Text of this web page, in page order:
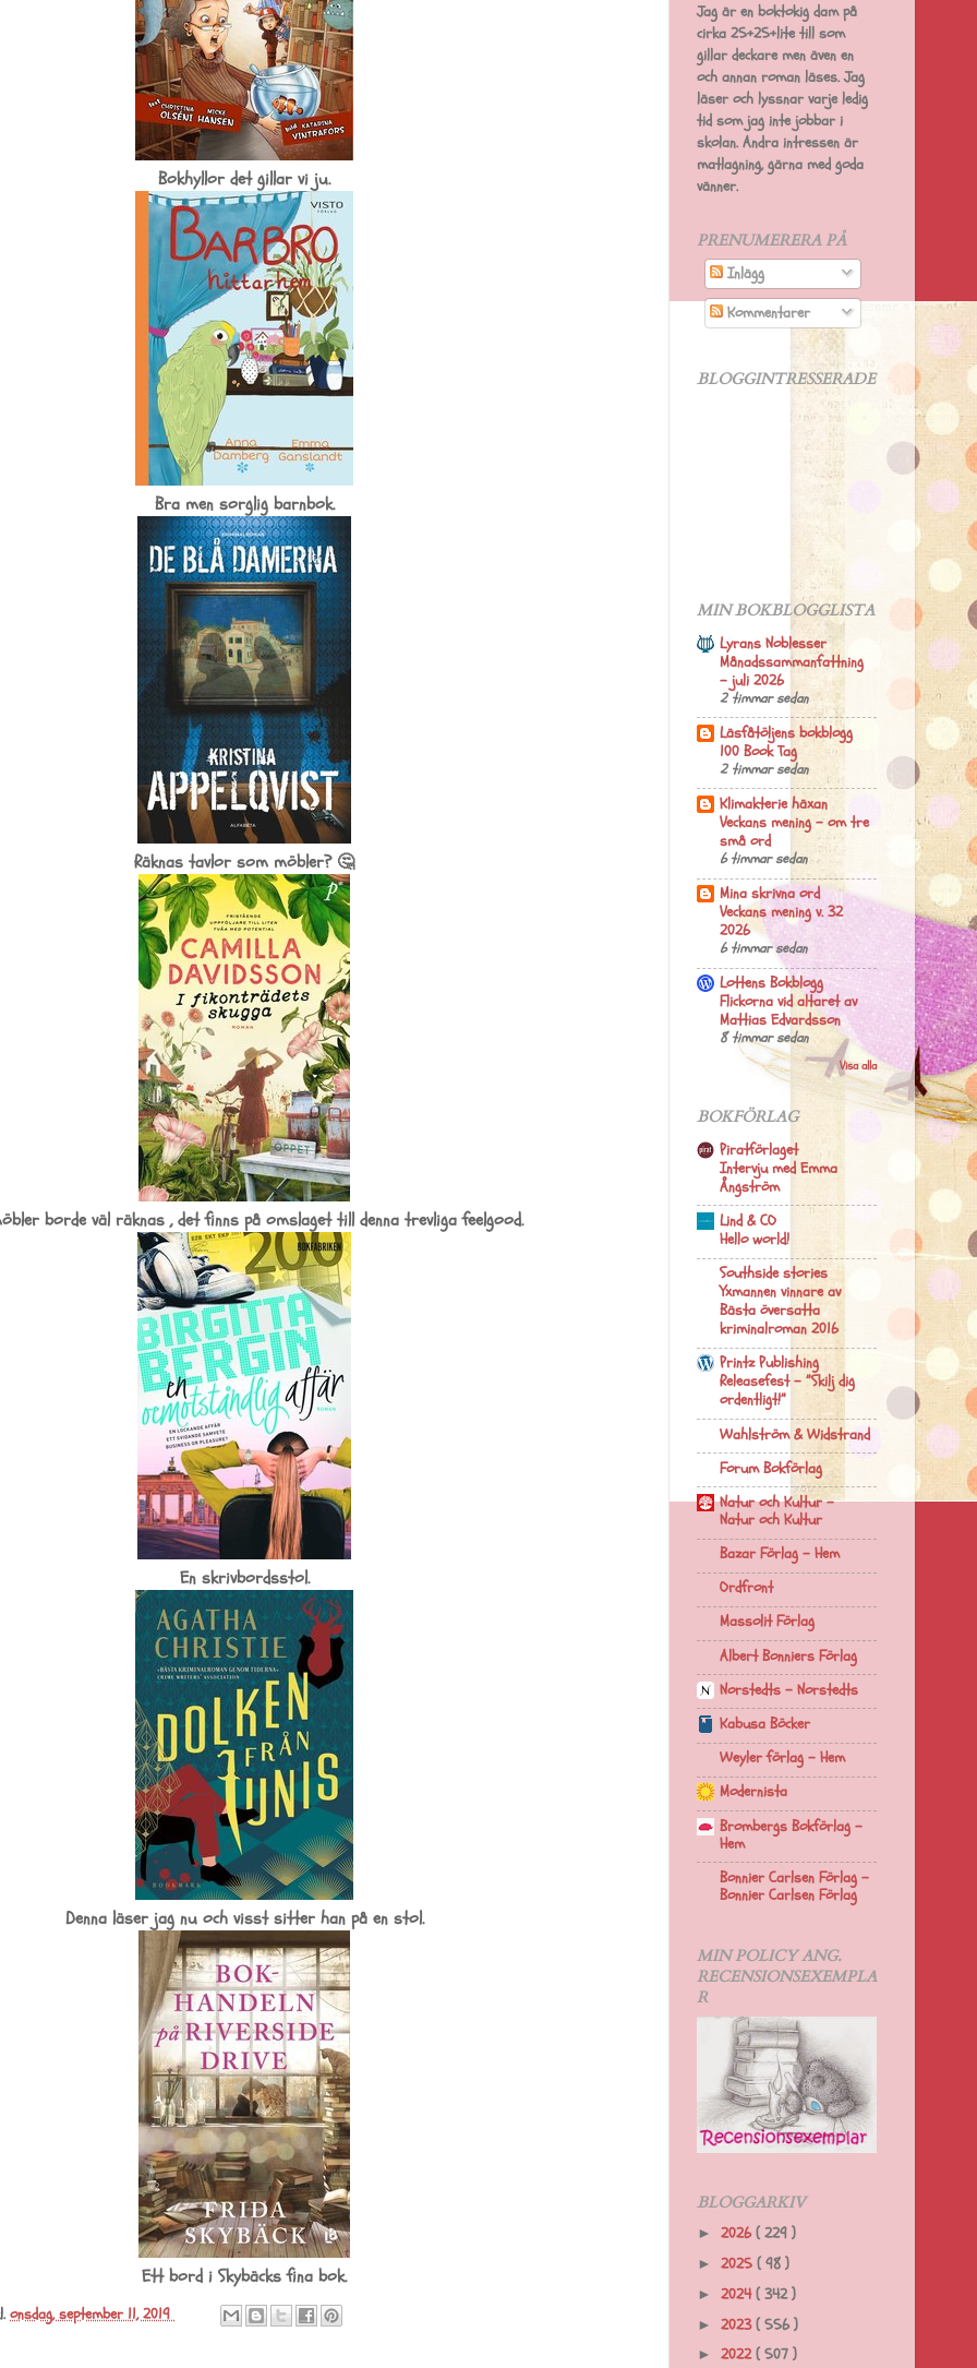
Bokhyllor det gillar vi ju.
Bra men sorglig barnbok.
Räknas tavlor som möbler? 🤔
borde väl räknas , det finns på omslaget till denna trevliga feelgood.
En skrivbordsstol.
Denna läser jag nu och visst sitter han på en stol.
Ett bord i Skybäcks fina bok.
onsdag, september 11, 2019
Jag är en boktokig dam på
cirka 25+25+lite till som
gillar deckare men även en
och annan roman läses. Jag
läser och lyssnar varje ledig
tid som jag inte jobbar i
skolan. Andra intressen är
matlagning, gärna med goda
vänner.
PRENUMERERA PÅ
Inlägg
Kommentarer
BLOGGINTRESSERADE
MIN BOKBLOGGLISTA
Lyrans Noblesser
Månadssammanfattning
- juli 2026
2 timmar sedan
Läsfåtöljens bokblogg
100 Book Tag
2 timmar sedan
Klimakterie häxan
Veckans mening – om tre
små ord
6 timmar sedan
Mina skrivna ord
Veckans mening v. 32
2026
6 timmar sedan
Lottens Bokblogg
Flickorna vid altaret av
Mattias Edvardsson
8 timmar sedan
Visa alla
BOKFÖRLAG
Piratförlaget
Intervju med Emma
Ångström
Lind & CO
Hello world!
Southside stories
Yxmannen vinnare av
Bästa översatta
kriminalroman 2016
Printz Publishing
Releasefest – ”Skilj dig
ordentligt!”
Wahlström & Widstrand
Forum Bokförlag
Natur och Kultur -
Natur och Kultur
Bazar Förlag - Hem
Ordfront
Massolit Förlag
Albert Bonniers Förlag
Norstedts - Norstedts
Kabusa Böcker
Weyler förlag - Hem
Modernista
Brombergs Bokförlag -
Hem
Bonnier Carlsen Förlag -
Bonnier Carlsen Förlag
MIN POLICY ANG.
RECENSIONSEXEMPLA
R
BLOGGARKIV
► 2026( 229 )
► 2025 ( 98 )
► 2024( 342 )
► 2023( 556 )
► 2022( 507 )